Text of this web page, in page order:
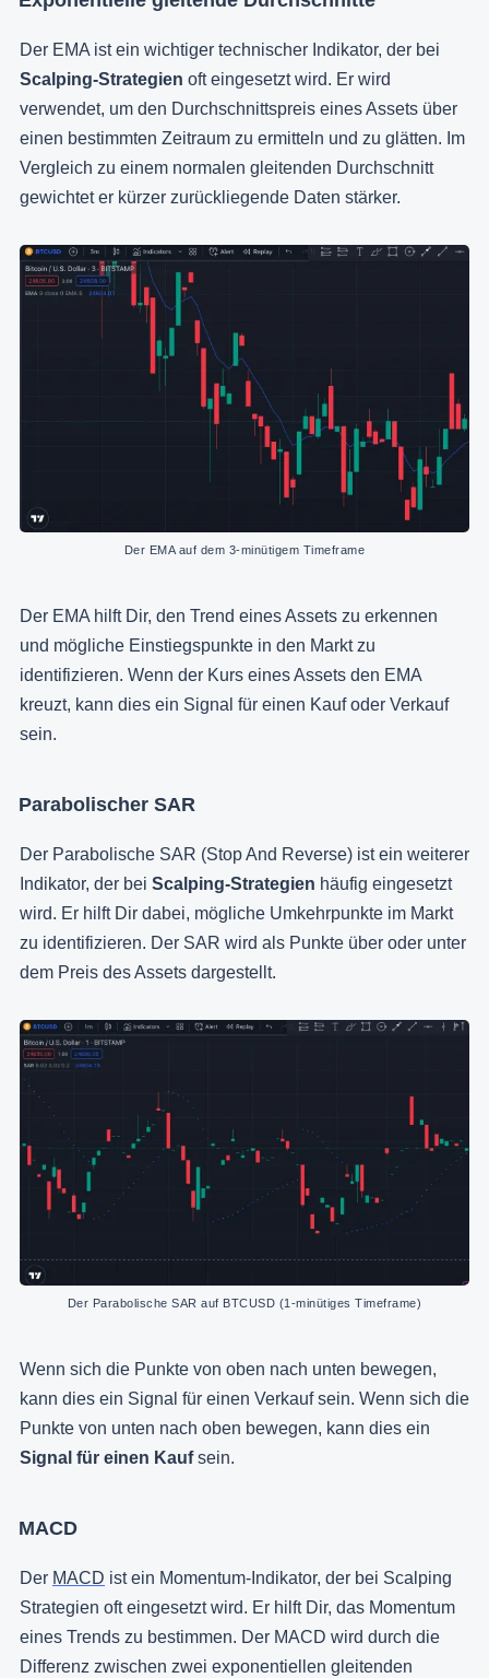
Der EMA ist ein wichtiger technischer Indikator, der bei
Scalping-Strategien oft eingesetzt wird. Er wird
verwendet, um den Durchschnittspreis eines Assets über
einen bestimmten Zeitraum zu ermitteln und zu glätten. Im
Vergleich zu einem normalen gleitenden Durchschnitt
gewichtet er kürzer zurückliegende Daten stärker.
Der EMA auf dem 3-minütigem Timeframe
Der EMA hilft Dir, den Trend eines Assets zu erkennen
und mögliche Einstiegspunkte in den Markt zu
identifizieren. Wenn der Kurs eines Assets den EMA
kreuzt, kann dies ein Signal für einen Kauf oder Verkauf
sein.
Parabolischer SAR
Der Parabolische SAR (Stop And Reverse) ist ein weiterer
Indikator, der bei Scalping-Strategien häufig eingesetzt
wird. Er hilft Dir dabei, mögliche Umkehrpunkte im Markt
zu identifizieren. Der SAR wird als Punkte über oder unter
dem Preis des Assets dargestellt.
Der Parabolische SAR auf BTCUSD (1-minütiges Timeframe)
Wenn sich die Punkte von oben nach unten bewegen,
kann dies ein Signal für einen Verkauf sein. Wenn sich die
Punkte von unten nach oben bewegen, kann dies ein
Signal für einen Kaufsein.
MACD
Der MACD ist ein Momentum-Indikator, der bei Scalping
Strategien oft eingesetzt wird. Er hilft Dir, das Momentum
eines Trends zu bestimmen. Der MACD wird durch die
Differenz zwischen zwei exponentiellen gleitenden